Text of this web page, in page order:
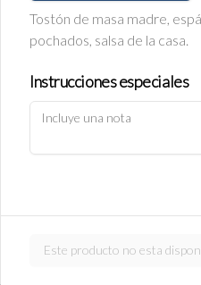
S/
Política de
Haga clic en Aceptar para
Tostón de masa madre,
pochados, salsa de la casa.
Instrucciones especiales
Este producto no esta